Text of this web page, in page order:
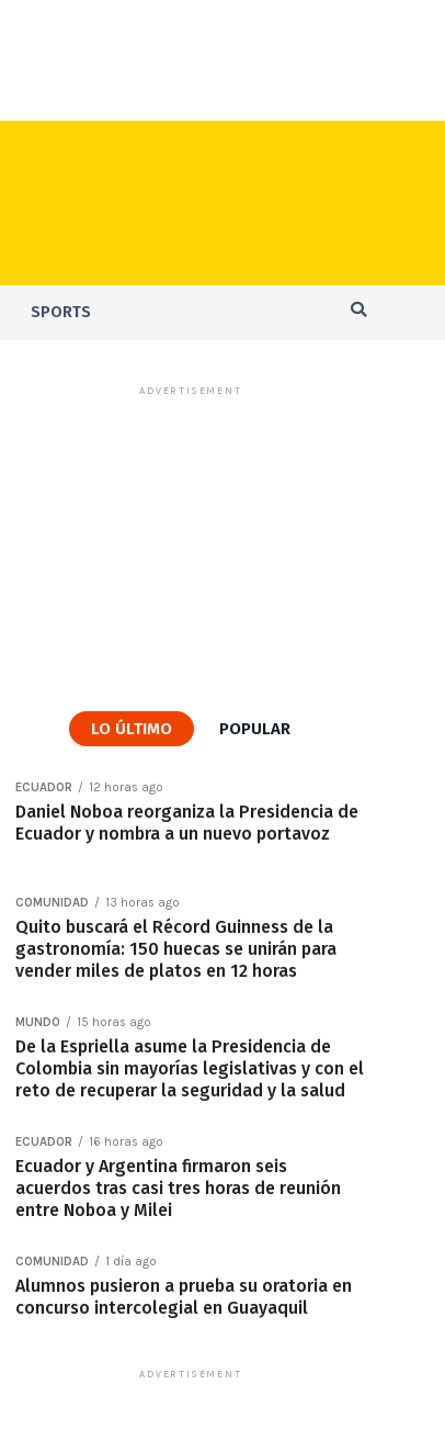
SPORTS
ADVERTISEMENT
LO ÚLTIMO POPULAR
ECUADOR 12 horas ago
Daniel Noboa reorganiza la Presidencia de
Ecuador y nombra a un nuevo portavoz
COMUNIDAD 13 horas ago
Quito buscará el Récord Guinness de la
gastronomía: 150 huecas se unirán para
vender miles de platos en 12 horas
MUNDO 15 horas ago
De la Espriella asume la Presidencia de
Colombia sin mayorías legislativas y con el
reto de recuperar la seguridad y la salud
ECUADOR 16 horas ago
Ecuador y Argentina firmaron seis
acuerdos tras casi tres horas de reunión
entre Noboa y Milei
COMUNIDAD 1 día ago
Alumnos pusieron a prueba su oratoria en
concurso intercolegial en Guayaquil
ADVERTISEMENT